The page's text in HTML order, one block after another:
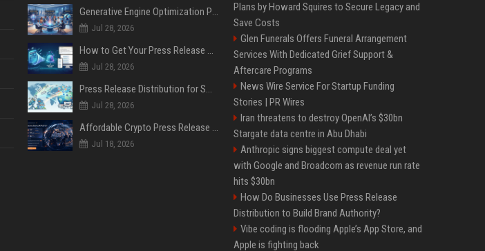
Generative Engine Optimization PR Starter Guide
Jul 28, 2026
How to Get Your Press Release Cited in Google AI Overviews
Jul 28, 2026
Press Release Distribution for Small Business Cheapest Path to Real Coverage
Jul 28, 2026
Affordable Crypto Press Release Distribution with Global Coverage
Jul 18, 2026
Plans by Howard Squires to Secure Legacy and
Save Costs
Glen Funerals Offers Funeral Arrangement
Services With Dedicated Grief Support &
Aftercare Programs
News Wire Service For Startup Funding
Stories | PR Wires
Iran threatens to destroy OpenAI’s $30bn
Stargate data centre in Abu Dhabi
Anthropic signs biggest compute deal yet
with Google and Broadcom as revenue run rate
hits $30bn
How Do Businesses Use Press Release
Distribution to Build Brand Authority?
Vibe coding is flooding Apple’s App Store, and
Apple is fighting back